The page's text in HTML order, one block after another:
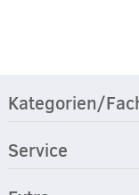
Kategorien/
Service